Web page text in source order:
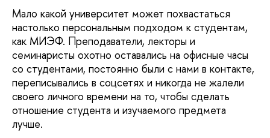
Мало какой университет может похвастаться
настолько персональным подходом к студентам,
как МИЭФ. Преподаватели, лекторы и
семинаристы охотно оставались на офисные часы
со студентами, постоянно были с нами в контакте,
переписывались в соцсетях и никогда не жалели
своего личного времени на то, чтобы сделать
отношение студента и изучаемого предмета
лучше.